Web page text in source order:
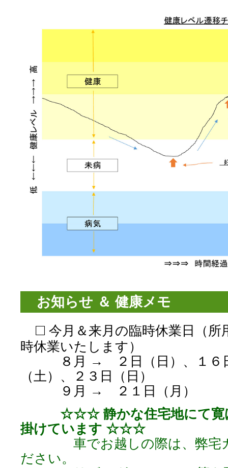
お知らせ ＆ 健康メモ
□ 今月＆来月の臨時休業日（所
時休業いたします）
８月 → ２日（日）、１６日
（土）、２３日（日）
９月 → ２１日（月）
☆☆☆ 静かな住宅地にて寛
掛けています ☆☆☆
車でお越しの際は、弊宅ガ
ださい。